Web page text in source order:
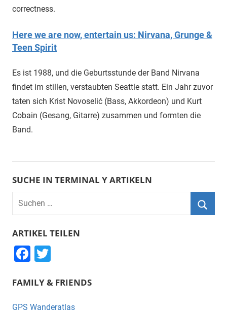
correctness.
Here we are now, entertain us: Nirvana, Grunge &
Teen Spirit
Es ist 1988, und die Geburtsstunde der Band Nirvana
findet im stillen, verstaubten Seattle statt. Ein Jahr zuvor
taten sich Krist Novoselić (Bass, Akkordeon) und Kurt
Cobain (Gesang, Gitarre) zusammen und formten die
Band.
SUCHE IN TERMINAL Y ARTIKELN
Suchen
nach:
ARTIKEL TEILEN
F
c
e
tt
er
FAMILY & FRIENDS
GPS Wanderatlas